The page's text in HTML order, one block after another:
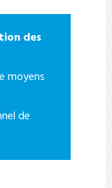
des
moyens
de